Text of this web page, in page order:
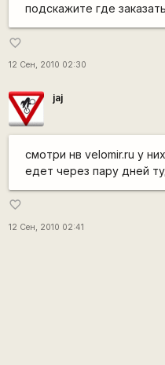
подскажите где
favorite_border
12 Сен, 2010 02:30
jaj
смотри нв velomir.ru у
едет через пару дней
favorite_border
12 Сен, 2010 02:41